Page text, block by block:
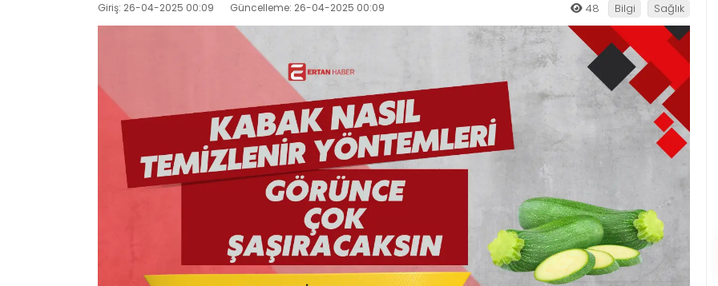
Giriş: 26-04-2025 00:09 Güncelleme: 26-04-2025 00:09 48 Bilgi Sağlık